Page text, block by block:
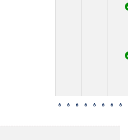
6 6 6 6 6 6 6 6